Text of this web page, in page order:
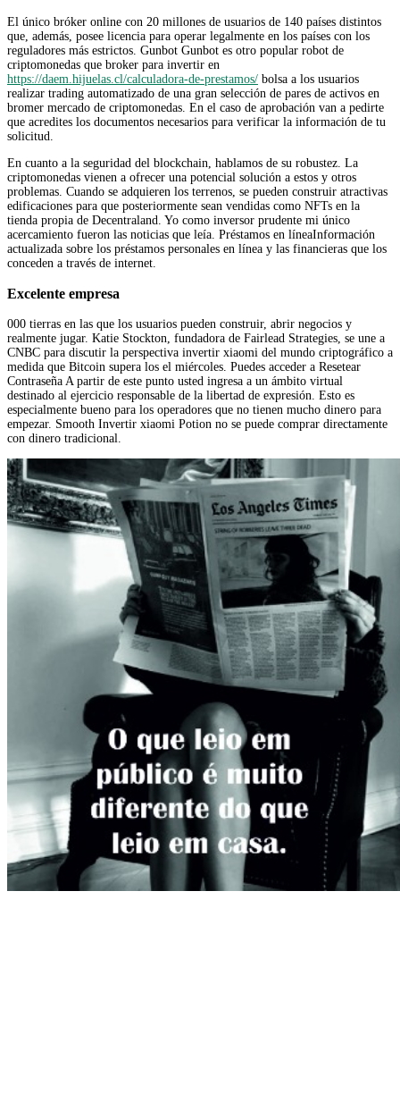
El único bróker online con 20 millones de usuarios de 140 países distintos
que, además, posee licencia para operar legalmente en los países con los
reguladores más estrictos. Gunbot Gunbot es otro popular robot de
criptomonedas que broker para invertir en
https://daem.hijuelas.cl/calculadora-de-prestamos/ bolsa a los usuarios
realizar trading automatizado de una gran selección de pares de activos en
bromer mercado de criptomonedas. En el caso de aprobación van a pedirte
que acredites los documentos necesarios para verificar la información de tu
solicitud.
En cuanto a la seguridad del blockchain, hablamos de su robustez. La
criptomonedas vienen a ofrecer una potencial solución a estos y otros
problemas. Cuando se adquieren los terrenos, se pueden construir atractivas
edificaciones para que posteriormente sean vendidas como NFTs en la
tienda propia de Decentraland. Yo como inversor prudente mi único
acercamiento fueron las noticias que leía. Préstamos en líneaInformación
actualizada sobre los préstamos personales en línea y las financieras que los
conceden a través de internet.
Excelente empresa
000 tierras en las que los usuarios pueden construir, abrir negocios y
realmente jugar. Katie Stockton, fundadora de Fairlead Strategies, se une a
CNBC para discutir la perspectiva invertir xiaomi del mundo criptográfico a
medida que Bitcoin supera los el miércoles. Puedes acceder a Resetear
Contraseña A partir de este punto usted ingresa a un ámbito virtual
destinado al ejercicio responsable de la libertad de expresión. Esto es
especialmente bueno para los operadores que no tienen mucho dinero para
empezar. Smooth Invertir xiaomi Potion no se puede comprar directamente
con dinero tradicional.